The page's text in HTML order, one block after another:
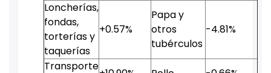
Loncherías,
fondas,
torterías y
taquerías
+0.57%
Papa y
otros
tubérculos
-4.81%
Transporte